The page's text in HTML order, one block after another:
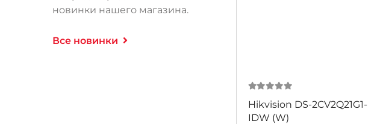
новинки нашего магазина.
Все новинки
Hikvision DS-2CV2Q21G1-
IDW (W)